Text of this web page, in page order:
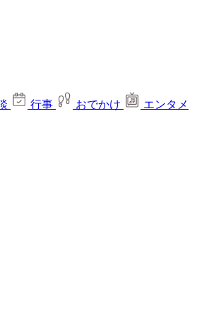
行事 おでかけ
エンタメ